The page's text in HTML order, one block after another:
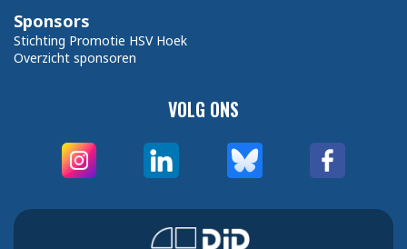
VOLG ONS
Sponsors
Stichting Promotie HSV Hoek
Overzicht sponsoren